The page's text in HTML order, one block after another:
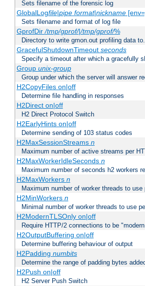
Sets filename of the forensic log
GlobalLogfile|pipe format|nickname
Sets filename and format of log file
GprofDir/tmp/gprof/|/tmp/gprof/%
Directory to write gmon.out profiling data to.
GracefulShutdownTimeout seconds
Specify a timeout after which a gracefully
Group unix-group
Group under which the server will answer
H2CopyFiles on|off
Determine file handling in responses
H2Direct on|off
H2 Direct Protocol Switch
H2EarlyHints on|off
Determine sending of 103 status codes
H2MaxSessionStreams n
Maximum number of active streams per
H2MaxWorkerIdleSeconds n
Maximum number of seconds h2 workers
H2MaxWorkers n
Maximum number of worker threads to
H2MinWorkers n
Minimal number of worker threads to use
H2ModernTLSOnly on|off
Require HTTP/2 connections to be
H2OutputBuffering on|off
Determine buffering behaviour of output
H2Padding numbits
Determine the range of padding bytes
H2Push on|off
H2 Server Push Switch